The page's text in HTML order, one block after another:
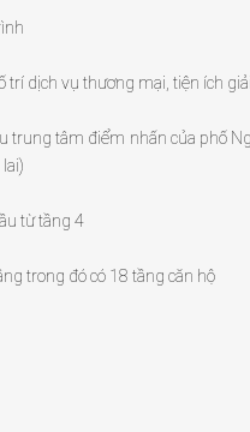
trí dịch vụ thương mại, tiện ích
trung tâm điểm nhấn của phố
từ tầng 4
trong đó có 18 tầng căn hộ